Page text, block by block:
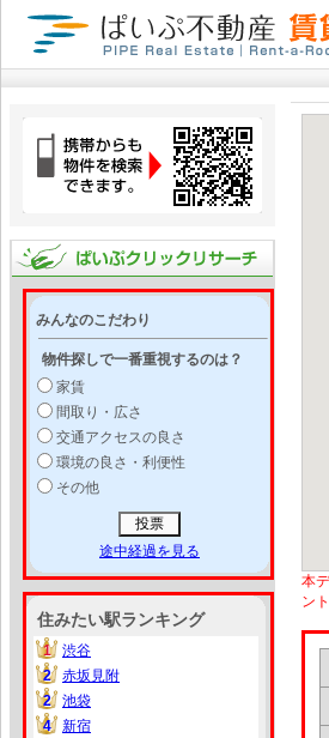
みんなのこだわり
物件探しで一番重視するのは？
家賃
間取り・広さ
交通アクセスの良さ
環境の良さ・利便性
その他
途中経過を見る
住みたい駅ランキング
1
1
渋谷
2
2
赤坂見附
2
2
池袋
4
4
新宿
本
ン